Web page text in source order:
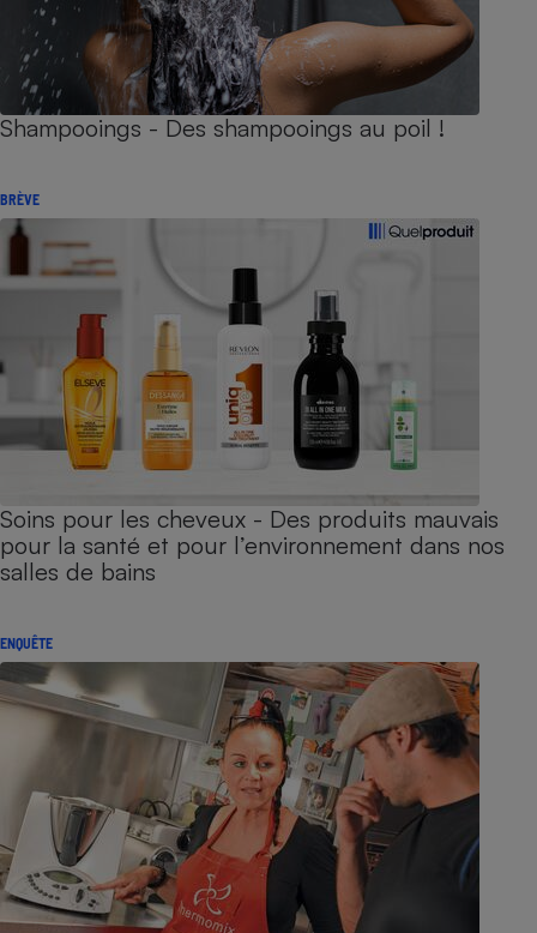
Shampooings - Des shampooings au poil !
BRÈVE
Soins pour les cheveux - Des produits mauvais
pour la santé et pour l’environnement dans nos
salles de bains
ENQUÊTE